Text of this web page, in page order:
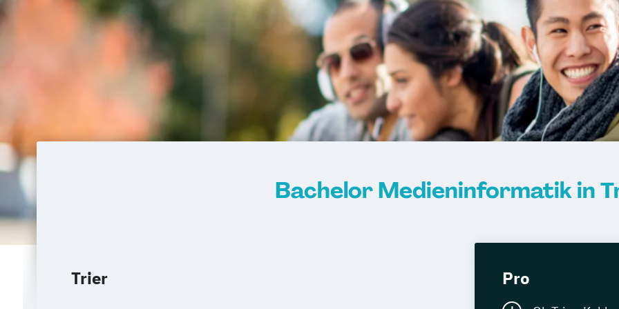
Bachelor Medieninformatik in
Trier Pro